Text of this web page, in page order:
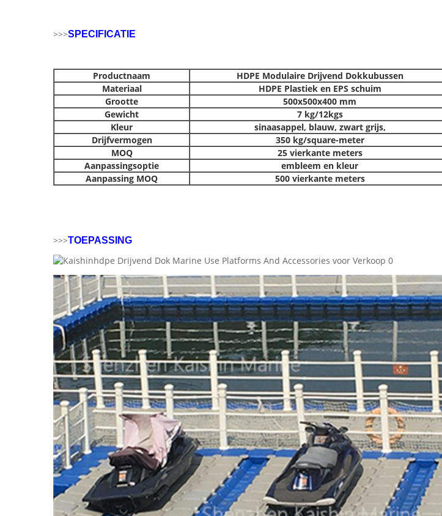
>>>SPECIFICATIE
Productnaam
HDPE Modulaire Drijvend Dokkubussen
Materiaal
HDPE Plastiek en EPS schuim
Grootte
500x500x400 mm
Gewicht
7 kg/12kgs
Kleur
sinaasappel, blauw, zwart grijs,
Drijfvermogen
350 kg/square-meter
MOQ
25 vierkante meters
Aanpassingsoptie
embleem en kleur
Aanpassing MOQ
500 vierkante meters
>>>TOEPASSING